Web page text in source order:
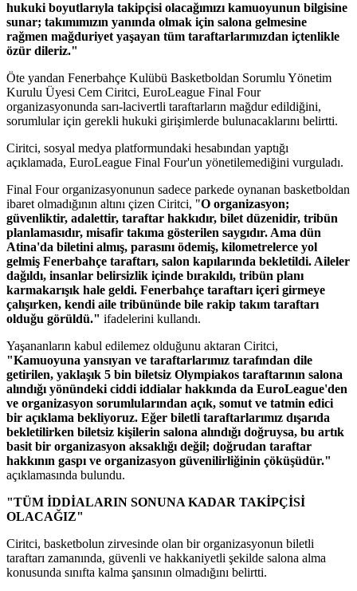
hukuki boyutlarıyla takipçisi olacağımızı kamuoyunun bilgisine
sunar; takımımızın yanında olmak için salona gelmesine
rağmen mağduriyet yaşayan tüm taraftarlarımızdan içtenlikle
özür dileriz."
Öte yandan Fenerbahçe Kulübü Basketboldan Sorumlu Yönetim
Kurulu Üyesi Cem Ciritci, EuroLeague Final Four
organizasyonunda sarı-lacivertli taraftarların mağdur edildiğini,
sorumlular için gerekli hukuki girişimlerde bulunacaklarını belirtti.
Ciritci, sosyal medya platformundaki hesabından yaptığı
açıklamada, EuroLeague Final Four'un yönetilemediğini vurguladı.
Final Four organizasyonunun sadece parkede oynanan basketboldan
ibaret olmadığının altını çizen Ciritci, "O organizasyon;
güvenliktir, adalettir, taraftar hakkıdır, bilet düzenidir, tribün
planlamasıdır, misafir takıma gösterilen saygıdır. Ama dün
Atina'da biletini almış, parasını ödemiş, kilometrelerce yol
gelmiş Fenerbahçe taraftarı, salon kapılarında bekletildi. Aileler
dağıldı, insanlar belirsizlik içinde bırakıldı, tribün planı
karmakarışık hale geldi. Fenerbahçe taraftarı içeri girmeye
çalışırken, kendi aile tribününde bile rakip takım taraftarı
olduğu görüldü." ifadelerini kullandı.
Yaşananların kabul edilemez olduğunu aktaran Ciritci,
"Kamuoyuna yansıyan ve taraftarlarımız tarafından dile
getirilen, yaklaşık 5 bin biletsiz Olympiakos taraftarının salona
alındığı yönündeki ciddi iddialar hakkında da EuroLeague'den
ve organizasyon sorumlularından açık, somut ve tatmin edici
bir açıklama bekliyoruz. Eğer biletli taraftarlarımız dışarıda
bekletilirken biletsiz kişilerin salona alındığı doğruysa, bu artık
basit bir organizasyon aksaklığı değil; doğrudan taraftar
hakkının gaspı ve organizasyon güvenilirliğinin çöküşüdür."
açıklamasında bulundu.
"TÜM İDDİALARIN SONUNA KADAR TAKİPÇİSİ
OLACAĞIZ"
Ciritci, basketbolun zirvesinde olan bir organizasyonun biletli
taraftarı zamanında, güvenli ve hakkaniyetli şekilde salona alma
konusunda sınıfta kalma şansının olmadığını belirtti.